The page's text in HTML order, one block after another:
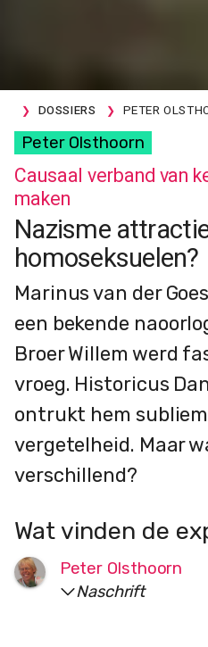
DOSSIERS PETER
Peter Olsthoorn
Causaal verband van
maken
Nazisme
homoseksuelen?
Marinus van der
een bekende
Broer Willem werd
vroeg. Historicus
ontrukt hem
vergetelheid. Maar
verschillend?
Wat vinden de
Peter Olsthoorn
Naschrift